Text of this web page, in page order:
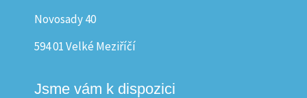
Novosady 40
594 01 Velké Meziříčí
Jsme vám k dispozici